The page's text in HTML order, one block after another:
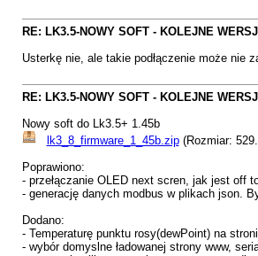
RE: LK3.5-NOWY SOFT - KOLEJNE
Usterkę nie, ale takie podłączenie może nie
RE: LK3.5-NOWY SOFT - KOLEJNE
Nowy soft do Lk3.5+ 1.45b
lk3_8_firmware_1_45b.zip(Rozmiar:
Poprawiono:
- przełączanie OLED next scren, jak jest off
- generację danych modbus w plikach json.
Dodano:
- Temperaturę punktu rosy(dewPoint) na
- wybór domyslne ładowanej strony www,